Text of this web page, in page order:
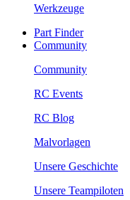
Werkzeuge
Part Finder
Community
Community
RC Events
RC Blog
Malvorlagen
Unsere Geschichte
Unsere Teampiloten